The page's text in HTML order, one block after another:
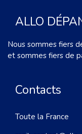
ALLO
Nous sommes fiers
et sommes fiers de
Contacts
Toute la France